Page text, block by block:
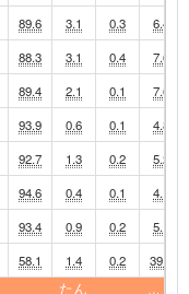
89.6 3.1 0.3 6.4
88.3 3.1 0.4 7.6
89.4 2.1 0.1 7.6
93.9 0.6 0.1 4.8
92.7 1.3 0.2 5.2
94.6 0.4 0.1 4.1
93.4 0.9 0.2 5.1
58.1 1.4 0.2 39.0
たん